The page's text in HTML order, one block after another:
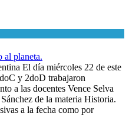
al planeta.
El día miércoles 22 de este
y 2doD trabajaron
a las docentes Vence Selva
de la materia Historia.
a la fecha como por